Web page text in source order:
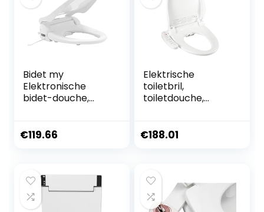
Bidet my
Elektronische
bidet-douche,
verwarmde zitting,
een lengte van
meer dan 19,29
inch
€119.66
Elektrische
toiletbril,
toiletdouche,
met verwarmde
intelligente smart
toiletbril wc-bidet
€188.01